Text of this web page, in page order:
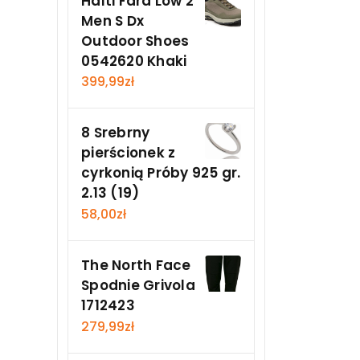
Men S Dx
Outdoor Shoes
0542620 Khaki
399,99zł
8 Srebrny
pierścionek z
cyrkonią Próby 925 gr.
2.13 (19)
58,00zł
The North Face
Spodnie Grivola
1712423
279,99zł